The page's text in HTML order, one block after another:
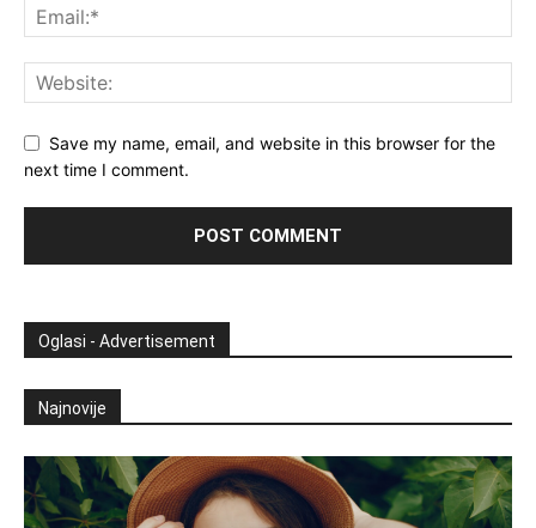
Save my name, email, and website in this browser for the
next time I comment.
Oglasi - Advertisement
Najnovije